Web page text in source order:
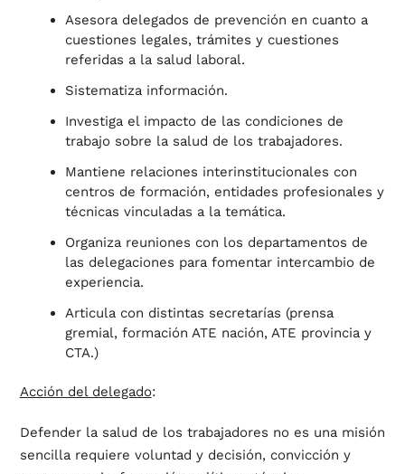
Asesora delegados de prevención en cuanto a
cuestiones legales, trámites y cuestiones
referidas a la salud laboral.
Sistematiza información.
Investiga el impacto de las condiciones de
trabajo sobre la salud de los trabajadores.
Mantiene relaciones interinstitucionales con
centros de formación, entidades profesionales y
técnicas vinculadas a la temática.
Organiza reuniones con los departamentos de
las delegaciones para fomentar intercambio de
experiencia.
Articula con distintas secretarías (prensa
gremial, formación ATE nación, ATE provincia y
CTA.)
Acción del delegado:
Defender la salud de los trabajadores no es una misión
sencilla requiere voluntad y decisión, convicción y